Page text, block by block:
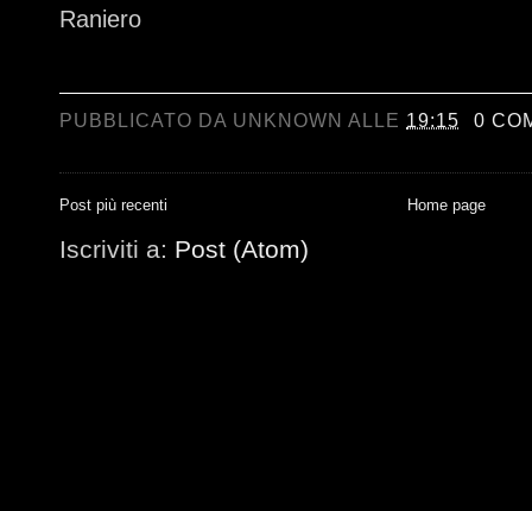
Raniero
PUBBLICATO DA UNKNOWN ALLE 19:15 0
Post più recenti Home page
Iscriviti a: Post (Atom)